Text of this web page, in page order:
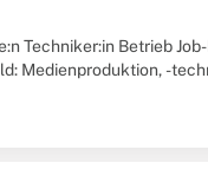
Techniker:in Betrieb
Medienproduktion, -